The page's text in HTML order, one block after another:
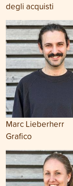
degli acquisti
Marc Lieberherr
Grafico